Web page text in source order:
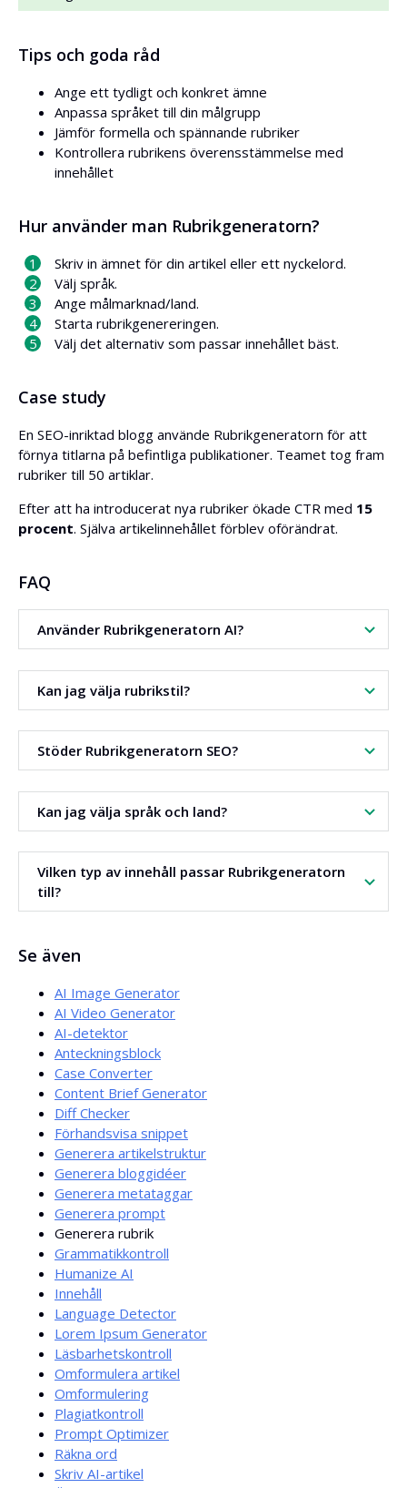
Tips och goda råd
Ange ett tydligt och konkret ämne
Anpassa språket till din målgrupp
Jämför formella och spännande rubriker
Kontrollera rubrikens överensstämmelse med
innehållet
Hur använder man Rubrikgeneratorn?
Skriv in ämnet för din artikel eller ett nyckelord.
Välj språk.
Ange målmarknad/land.
Starta rubrikgenereringen.
Välj det alternativ som passar innehållet bäst.
Case study
En SEO-inriktad blogg använde Rubrikgeneratorn för att
förnya titlarna på befintliga publikationer. Teamet tog fram
rubriker till 50 artiklar.
Efter att ha introducerat nya rubriker ökade CTR med 15
procent. Själva artikelinnehållet förblev oförändrat.
FAQ
Använder Rubrikgeneratorn AI?
Ja. Verktyget använder artificiell intelligens.
Kan jag välja rubrikstil?
Ja. Flera rubrikstilar är tillgängliga.
Stöder Rubrikgeneratorn SEO?
Ja. Rubriker skapas baserat på analys av sökresultat.
Kan jag välja språk och land?
Ja. Du väljer språk och målmarknad.
Vilken typ av innehåll passar Rubrikgeneratorn
till?
Se även
AI Image Generator
AI Video Generator
AI-detektor
Anteckningsblock
Case Converter
Content Brief Generator
Diff Checker
Förhandsvisa snippet
Generera artikelstruktur
Generera bloggidéer
Generera metataggar
Generera prompt
Generera rubrik
Grammatikkontroll
Humanize AI
Innehåll
Language Detector
Lorem Ipsum Generator
Läsbarhetskontroll
Omformulera artikel
Omformulering
Plagiatkontroll
Prompt Optimizer
Räkna ord
Skriv AI-artikel